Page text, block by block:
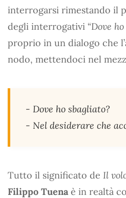
interrogarsi rimestando il
degli interrogativi “Dove
proprio in un dialogo che
nodo, mettendoci nel
- Dove ho sbagliato?
- Nel desiderare che
Tutto il significato de Il
Filippo Tuena è in realtà